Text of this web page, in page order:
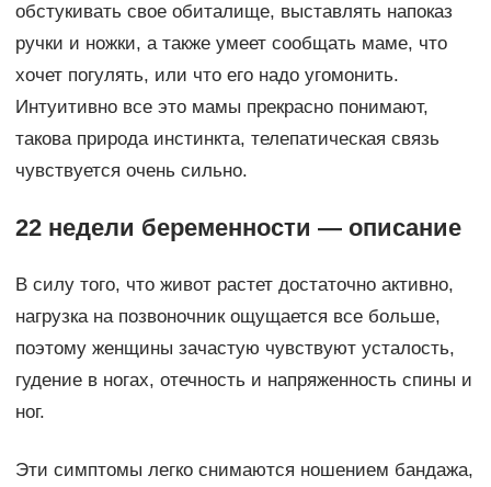
обстукивать свое обиталище, выставлять напоказ
ручки и ножки, а также умеет сообщать маме, что
хочет погулять, или что его надо угомонить.
Интуитивно все это мамы прекрасно понимают,
такова природа инстинкта, телепатическая связь
чувствуется очень сильно.
22 недели беременности — описание
В силу того, что живот растет достаточно активно,
нагрузка на позвоночник ощущается все больше,
поэтому женщины зачастую чувствуют усталость,
гудение в ногах, отечность и напряженность спины и
ног.
Эти симптомы легко снимаются ношением бандажа,